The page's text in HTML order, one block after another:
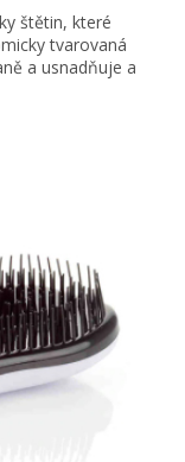
štětin, které
tvarovaná
a usnadňuje a